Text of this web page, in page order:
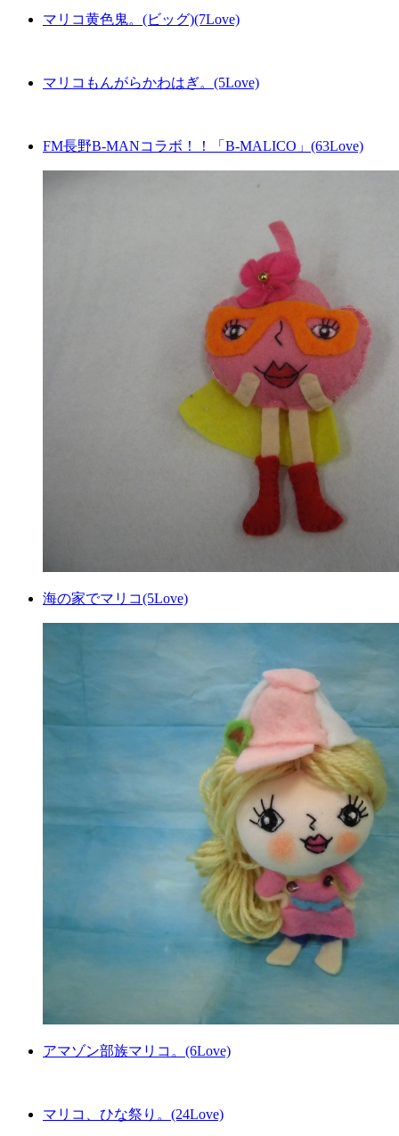
マリコ黄色鬼。(ビッグ)(7Love)
マリコもんがらかわはぎ。(5Love)
FM長野B-MANコラボ！！「B-MALICO」(63Love)
海の家でマリコ(5Love)
アマゾン部族マリコ。(6Love)
マリコ、ひな祭り。(24Love)